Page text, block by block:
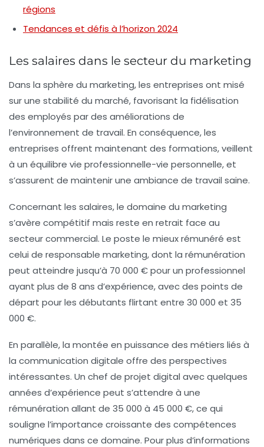
régions
Tendances et défis à l’horizon 2024
Les salaires dans le secteur du marketing
Dans la sphère du marketing, les entreprises ont misé
sur une stabilité du marché, favorisant la fidélisation
des employés par des améliorations de
l’environnement de travail. En conséquence, les
entreprises offrent maintenant des formations, veillent
à un équilibre vie professionnelle-vie personnelle, et
s’assurent de maintenir une ambiance de travail saine.
Concernant les salaires, le domaine du marketing
s’avère compétitif mais reste en retrait face au
secteurcommercial. Le poste le mieux rémunéré est
celui de responsable marketing, dont la rémunération
peut atteindre jusqu’à 70 000 € pour un professionnel
ayant plus de 8 ans d’expérience, avec des points de
départ pour les débutants flirtant entre 30 000 et 35
000 €.
En parallèle, la montée en puissance des métiers liés à
la communication digitale offre des perspectives
intéressantes. Un chef de projet digital avec quelques
années d’expérience peut s’attendre à une
rémunération allant de 35 000 à 45 000 €, ce qui
souligne l’importance croissante des compétences
numériques dans ce domaine. Pour plus d’informations